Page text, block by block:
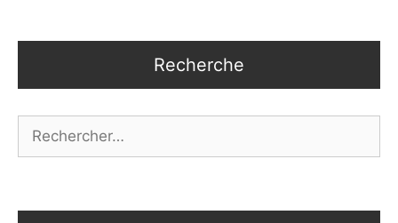
Recherche